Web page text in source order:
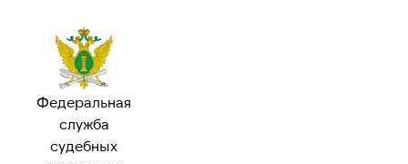
Федеральная
служба
судебных